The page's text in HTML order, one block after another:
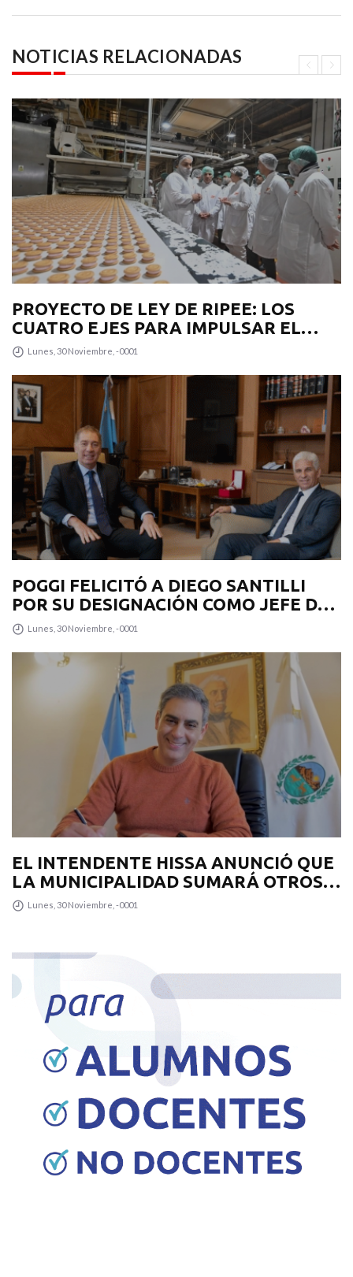
NOTICIAS RELACIONADAS
PROYECTO DE LEY DE RIPEE: LOS
CUATRO EJES PARA IMPULSAR EL
DESARROLLO PRODUCTIVO EN LA
Lunes, 30 Noviembre, -0001
POGGI FELICITÓ A DIEGO SANTILLI
POR SU DESIGNACIÓN COMO JEFE DE
GABINETE
Lunes, 30 Noviembre, -0001
EL INTENDENTE HISSA ANUNCIÓ QUE
LA MUNICIPALIDAD SUMARÁ OTROS
12 COLECTIVOS 0KM PARA
Lunes, 30 Noviembre, -0001